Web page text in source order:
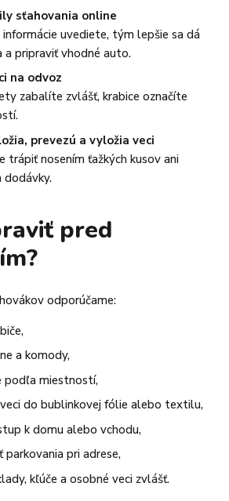
sťahovania online
informácie uvediete, tým lepšie sa dá
a pripraviť vhodné auto.
na odvoz
zabalíte zvlášť, krabice označíte
prevezú a vyložia veci
trápiť nosením ťažkých kusov ani
dodávky.
pred
odporúčame:
a komody,
podľa miestností,
do bublinkovej fólie alebo textilu,
k domu alebo vchodu,
pri adrese,
kľúče a osobné veci zvlášť.